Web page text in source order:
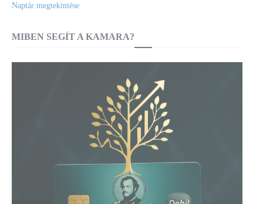
Naptár megtekintése
MIBEN SEGÍT A KAMARA?